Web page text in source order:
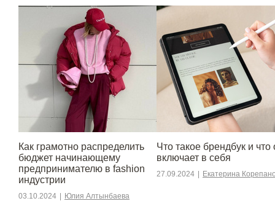
Как грамотно распределить
бюджет начинающему
предпринимателю в fashion
индустрии
03.10.2024 | Юлия Алтынбаева
Что такое брендбук и что
включает в себя
27.09.2024 | Екатерина